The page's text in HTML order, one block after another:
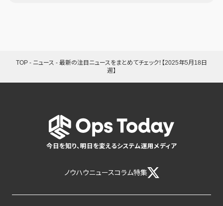
TOP - ニュース - 最新の注目ニュースをまとめてチェック！【2025年5月18日
週】
今日を知り、明日を変えるシステム運用メディア
ノウハウニュースコラム特集